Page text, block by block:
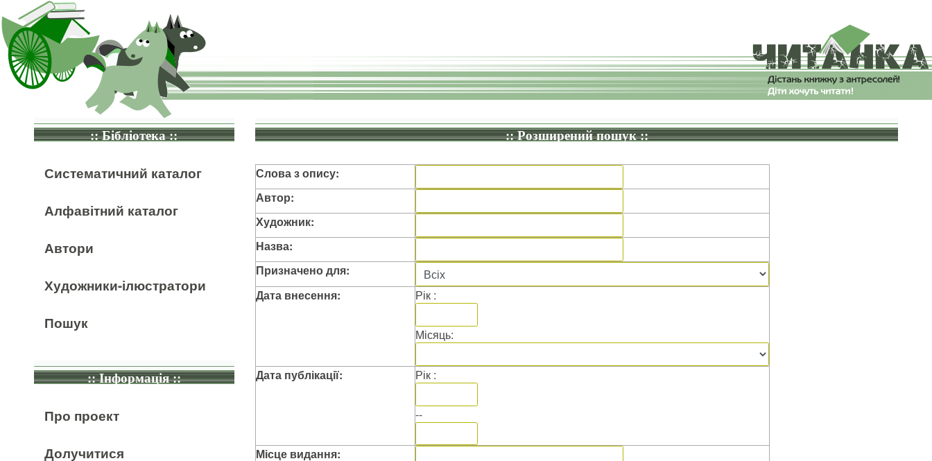
:: Бібліотека ::
Систематичний каталог
Алфавітний каталог
Автори
Художники-ілюстратори
Пошук
:: Інформація ::
Про проект
Долучитися
:: Розширений пошук ::
Слова з опису:
Автор:
Художник:
Назва:
Призначено для:
Дата внесення:
Рік :
Місяць:
Дата публікації: Рік :
--
Місце видання: